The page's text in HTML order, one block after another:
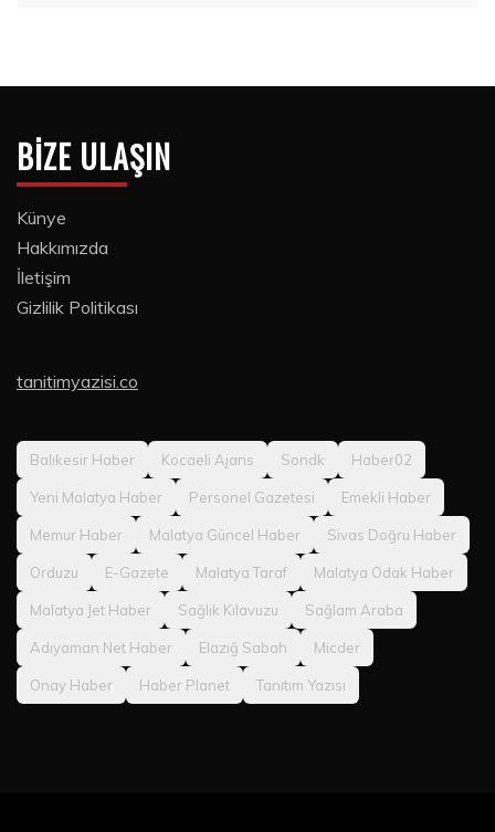
BIZE ULAŞIN
Künye
Hakkımızda
İletişim
Gizlilik Politikası
tanitimyazisi.co
Balıkesir Haber Kocaeli Ajans Sondk Haber02
Yeni Malatya Haber Personel Gazetesi Emekli Haber
Memur Haber Malatya Güncel Haber Sivas Doğru Haber
Orduzu E-Gazete Malatya Taraf Malatya Odak Haber
Malatya Jet Haber Sağlık Kılavuzu Sağlam Araba
Adıyaman Net Haber Elazığ Sabah Micder
Onay Haber Haber Planet Tanıtım Yazısı